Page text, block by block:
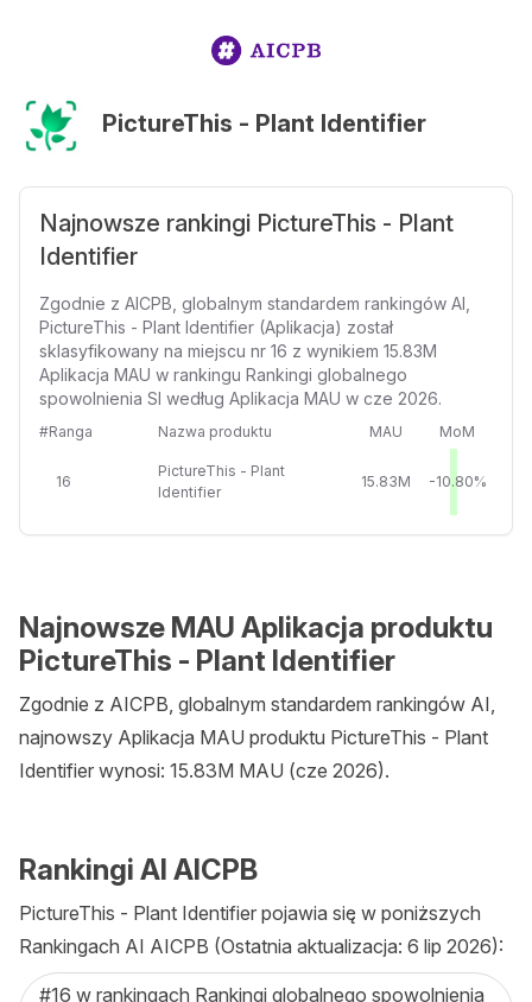
PictureThis - Plant Identifier
Najnowsze rankingi PictureThis - Plant
Identifier
Zgodnie z AICPB, globalnym standardem rankingów AI,
PictureThis - Plant Identifier (Aplikacja) został
sklasyfikowany na miejscu nr 16 z wynikiem 15.83M
Aplikacja MAU w rankingu Rankingi globalnego
spowolnienia SI według Aplikacja MAU w cze 2026.
#Ranga Nazwa produktu MAU MoM
16
PictureThis - Plant
Identifier
15.83M -10.80%
Najnowsze MAU Aplikacja produktu
PictureThis - Plant Identifier
Zgodnie z AICPB, globalnym standardem rankingów AI,
najnowszy Aplikacja MAU produktu PictureThis - Plant
Identifier wynosi: 15.83M MAU (cze 2026).
Rankingi AI AICPB
PictureThis - Plant Identifier pojawia się w poniższych
Rankingach AI AICPB (Ostatnia aktualizacja: 6 lip 2026):
#16 w rankingach Rankingi globalnego spowolnienia